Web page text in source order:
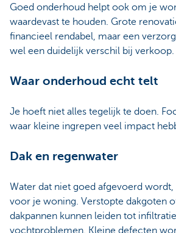
Goed onderhoud helpt ook om je
waardevast te houden. Grote
financieel rendabel, maar een
wel een duidelijk verschil bij verkoop.
Waar onderhoud echt telt
Je hoeft niet alles tegelijk te doen.
waar kleine ingrepen veel impact
Dak en regenwater
Water dat niet goed afgevoerd
voor je woning. Verstopte dakgoten
dakpannen kunnen leiden tot
vochtproblemen. Kleine defecten